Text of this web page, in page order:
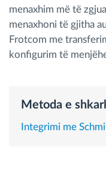
Si të zgjidhim çdo
menaxhim më të
menaxhoni të gjitha
Frotcom me
konfigurim të
Metoda e
Integrimi me